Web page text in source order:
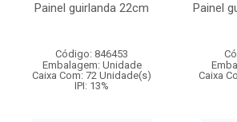
Painel guirlanda 22cm
Código: 846453
Embalagem: Unidade
Caixa Com: 72 Unidade(s)
IPI: 13%
Painel
Caixa